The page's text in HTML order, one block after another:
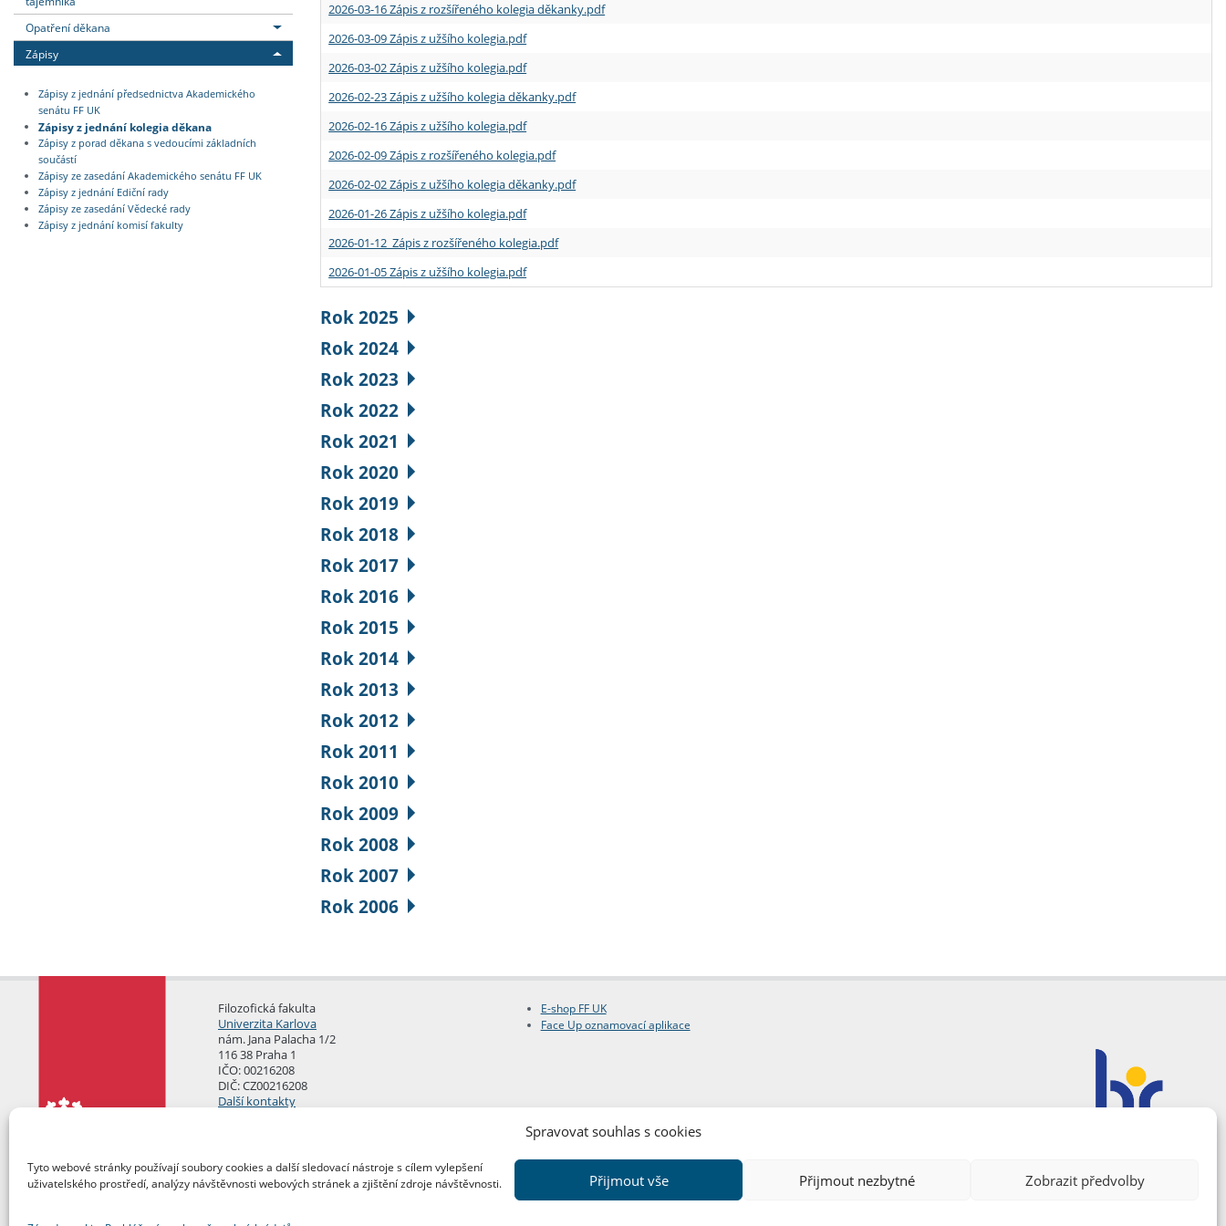
Spravovat souhlas s cookies
Tyto webové stránky používají soubory cookies a další sledovací nástroje s cílem vylepšení
uživatelského prostředí, analýzy návštěvnosti webových stránek a zjištění zdroje návštěvnosti.
Přijmout vše Přijmout nezbytné Zobrazit předvolby
Opatření děkana
Zápisy
Zápisy z jednání předsednictva Akademického
senátu FF UK
Zápisy z jednání kolegia děkana
Zápisy z porad děkana s vedoucími základních
součástí
Zápisy ze zasedání Akademického senátu FF UK
Zápisy z jednání Ediční rady
Zápisy ze zasedání Vědecké rady
Zápisy z jednání komisí fakulty
2026-03-16 Zápis z rozšířeného kolegia děkanky.pdf
2026-03-09 Zápis z užšího kolegia.pdf
2026-03-02 Zápis z užšího kolegia.pdf
2026-02-23 Zápis z užšího kolegia děkanky.pdf
2026-02-16 Zápis z užšího kolegia.pdf
2026-02-09 Zápis z rozšířeného kolegia.pdf
2026-02-02 Zápis z užšího kolegia děkanky.pdf
2026-01-26 Zápis z užšího kolegia.pdf
2026-01-12 Zápis z rozšířeného kolegia.pdf
2026-01-05 Zápis z užšího kolegia.pdf
Rok 2025
Rok 2024
Rok 2023
Rok 2022
Rok 2021
Rok 2020
Rok 2019
Rok 2018
Rok 2017
Rok 2016
Rok 2015
Rok 2014
Rok 2013
Rok 2012
Rok 2011
Rok 2010
Rok 2009
Rok 2008
Rok 2007
Rok 2006
Filozofická fakulta
Univerzita Karlova
nám. Jana Palacha 1/2
116 38 Praha 1
IČO: 00216208
DIČ: CZ00216208
Další kontakty
E-shop FF UK
Face Up oznamovací aplikace